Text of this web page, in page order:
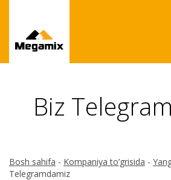
Biz
Bosh sahifa - Kompaniya to’grisida -
Telegramdamiz